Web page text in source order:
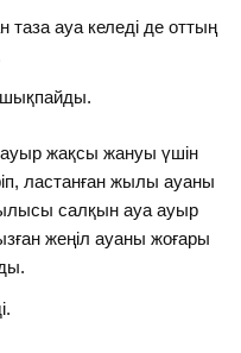
таза ауа келеді де оттың
шықпайды.
жақсы жануы үшін
ластанған жылы ауаны
салқын ауа ауыр
жеңіл ауаны жоғары